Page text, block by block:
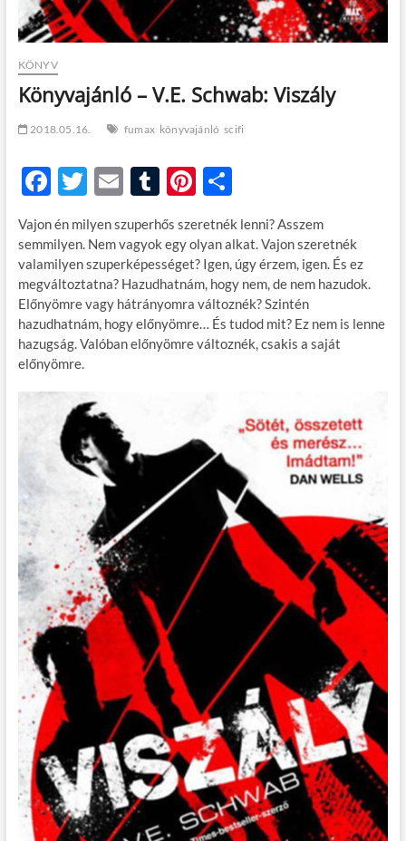
KÖNYV
Könyvajánló – V.E. Schwab: Viszály
2018.05.16. fumax könyvajánló scifi
F
e
b
o
o
k
T
itt
er
E
ail
T
m
bl
r
Pi
er
es
t
O
za
m
e
g
Vajon én milyen szuperhős szeretnék lenni? Asszem
semmilyen. Nem vagyok egy olyan alkat. Vajon szeretnék
valamilyen szuperképességet? Igen, úgy érzem, igen. És ez
megváltoztatna? Hazudhatnám, hogy nem, de nem hazudok.
Előnyömre vagy hátrányomra változnék? Szintén
hazudhatnám, hogy előnyömre… És tudod mit? Ez nem is lenne
hazugság. Valóban előnyömre változnék, csakis a saját
előnyömre.